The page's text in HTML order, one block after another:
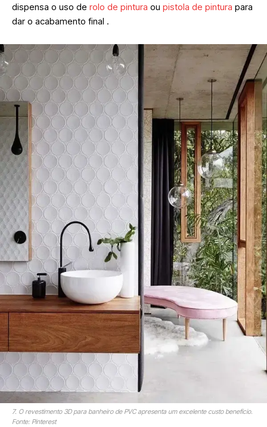
dispensa o uso de rolo de pintura ou pistola de pintura para
dar o acabamento final .
7. O revestimento 3D para banheiro de PVC apresenta um excelente custo benefício.
Fonte: Pinterest